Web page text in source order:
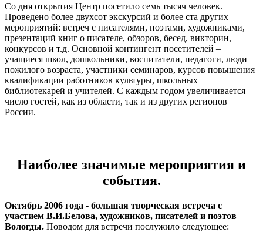
Со дня открытия Центр посетило семь тысяч человек.
Проведено более двухсот экскурсий и более ста других
мероприятий: встреч с писателями, поэтами, художниками,
презентаций книг о писателе, обзоров, бесед, викторин,
конкурсов и т.д. Основной контингент посетителей –
учащиеся школ, дошкольники, воспитатели, педагоги, люди
пожилого возраста, участники семинаров, курсов повышения
квалификации работников культуры, школьных
библиотекарей и учителей. С каждым годом увеличивается
число гостей, как из области, так и из других регионов
России.
Наиболее значимые мероприятия и
события.
Октябрь 2006 года - большая творческая встреча с
участием В.И.Белова, художников, писателей и поэтов
Вологды. Поводом для встречи послужило следующее: